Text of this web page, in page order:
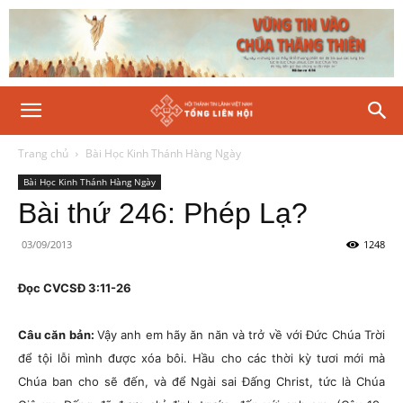
Trang chủ Bài Học Kinh Thánh Hàng Ngày
Bài Học Kinh Thánh Hàng Ngày
Bài thứ 246: Phép Lạ?
03/09/2013 1248
Đọc CVCSĐ 3:11-26
Câu căn bản: Vậy anh em hãy ăn năn và trở về với Đức Chúa Trời
để tội lỗi mình được xóa bôi. Hầu cho các thời kỳ tươi mới mà
Chúa ban cho sẽ đến, và để Ngài sai Đấng Christ, tức là Chúa